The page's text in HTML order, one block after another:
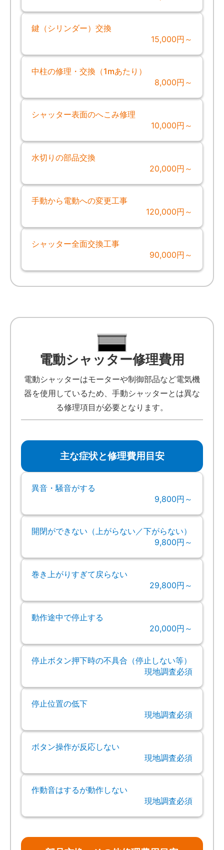
鍵（シリンダー）交換
15,000円～
中柱の修理・交換（1mあたり）
8,000円～
シャッター表面のへこみ修理
10,000円～
水切りの部品交換
20,000円～
手動から電動への変更工事
120,000円～
シャッター全面交換工事
90,000円～
電動シャッター修理費用
電動シャッターはモーターや制御部品など電気機
器を使用しているため、手動シャッターとは異な
る修理項目が必要となります。
主な症状と修理費用目安
異音・騒音がする
9,800円～
開閉ができない（上がらない／下がらない）
9,800円～
巻き上がりすぎて戻らない
29,800円～
動作途中で停止する
20,000円～
停止ボタン押下時の不具合（停止しない等）
現地調査必須
停止位置の低下
現地調査必須
ボタン操作が反応しない
現地調査必須
作動音はするが動作しない
現地調査必須